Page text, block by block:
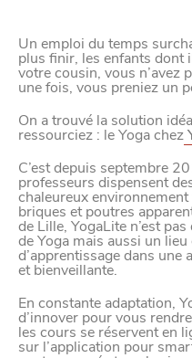
Un emploi du temps
plus finir, les enfants dont
votre cousin, vous n’avez
une fois, vous preniez un
On a trouvé la solution
ressourciez : le Yoga chez
C’est depuis septembre
professeurs dispensent
chaleureux
briques et poutres
de Lille, YogaLite n’est
de Yoga mais aussi un
d’apprentissage dans une
et bienveillante.
En constante adaptation,
d’innover pour vous
les cours se réservent en
sur l’application pour
Afin de faciliter votre
apporter le meilleur
des cookies pour
visiteurs, notamment
Nos politique de